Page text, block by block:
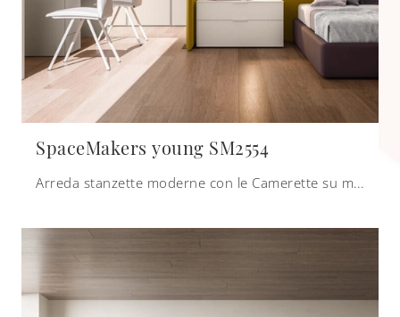
SpaceMakers young SM2554
Arreda stanzette moderne con le Camerette su misura Zalf! Il modello SpaceMakers young SM2554 in melaminico è per ragazzi.